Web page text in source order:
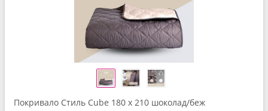
Покривало Стиль Cube 180 x 210 шоколад/беж